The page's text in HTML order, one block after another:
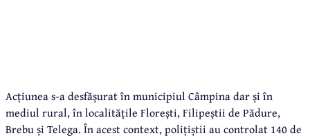
Acțiunea s-a desfășurat în municipiul Câmpina dar și în
mediul rural, în localitățile Florești, Filipeștii de Pădure,
Brebu și Telega. În acest context, polițiștii au controlat 140 de